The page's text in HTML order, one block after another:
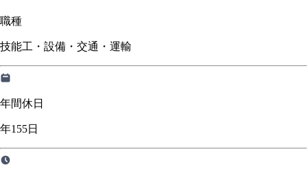
職種
技能工・設備・交通・運輸
年間休日
年155日